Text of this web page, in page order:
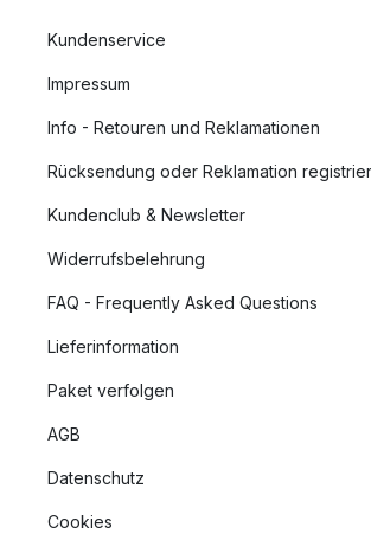
Kundenservice
Impressum
Info - Retouren und Reklamationen
Rücksendung oder Reklamation
Kundenclub & Newsletter
Widerrufsbelehrung
FAQ - Frequently Asked Questions
Lieferinformation
Paket verfolgen
AGB
Datenschutz
Cookies